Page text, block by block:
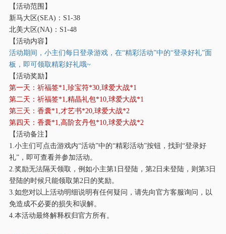
【活动范围】
新马大区(SEA)：S1-38
北美大区(NA)：S1-48
【活动内容】
活动期间，小主们每日登录游戏，在“精彩活动”中的“登录好礼”面
板，即可领取精彩好礼哦~
【活动奖励】
第一天：祈福签*1,珍宝符*30,球爱大战*1
第二天：祈福签*1,精晶礼包*10,球爱大战*1
第三天：香囊*1,才艺书*20,球爱大战*2
第四天：香囊*1,高阶玄丹包*10,球爱大战*2
【活动备注】
1.小主们可点击游戏内“活动”中的“精彩活动”按钮，找到“登录好
礼”，即可查看并参加活动。
2.奖励无法隔天领取，例如小主第1日登陆，第2日未登陆，则第3日
登陆的时候只能领取第2日的奖励。
3.如您对以上活动明细说明有任何疑问，请先向官方客服询问，以
免造成不必要的损失和误解。
4.本活动最终解释权归官方所有。